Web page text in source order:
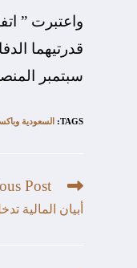
واعتبرت ”
قدرتيهما
سبتمبر
TAGS
: السعودية
Post
أبيان المالية